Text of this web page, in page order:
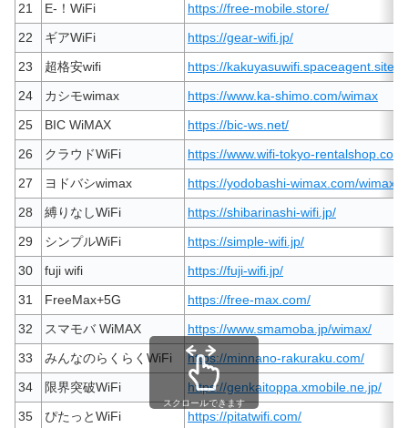
21
E-！WiFi
https://free-mobile.store/
22
ギアWiFi
https://gear-wifi.jp/
23
超格安wifi
https://kakuyasuwifi.spaceagent.site/
24
カシモwimax
https://www.ka-shimo.com/wimax
25
BIC WiMAX
https://bic-ws.net/
26
クラウドWiFi
https://www.wifi-tokyo-
27
ヨドバシwimax
https://yodobashi-wimax.com/wimax-
28
縛りなしWiFi
https://shibarinashi-wifi.jp/
29
シンプルWiFi
https://simple-wifi.jp/
30
fuji wifi
https://fuji-wifi.jp/
31
FreeMax+5G
https://free-max.com/
32
スマモバ WiMAX
https://www.smamoba.jp/wimax/
33
みんなのらくらくWiFi
https://minnano-rakuraku.com/
34
限界突破WiFi
https://genkaitoppa.xmobile.ne.jp/
35
ぴたっとWiFi https://pitatwifi.com/
スクロールできます